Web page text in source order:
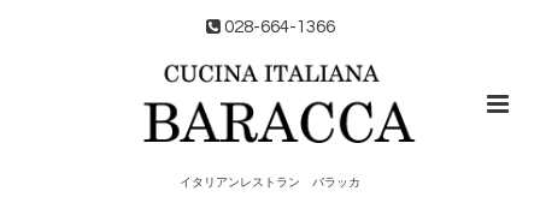
028-664-1366
イタリアンレストラン バラッカ